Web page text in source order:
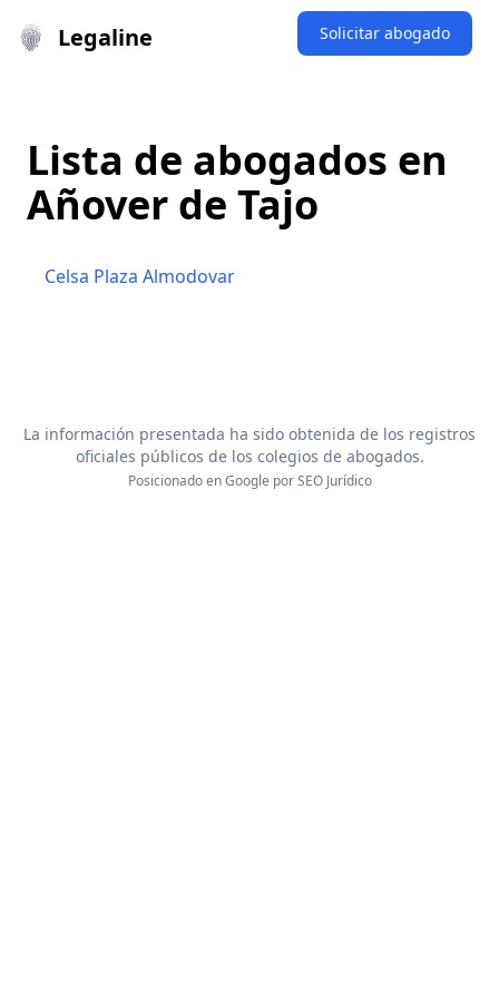
Legaline Solicitar abogado
Lista de abogados en
Añover de Tajo
Celsa Plaza Almodovar
La información presentada ha sido obtenida de los registros
oficiales públicos de los colegios de abogados.
Posicionado en Google porSEO Jurídico